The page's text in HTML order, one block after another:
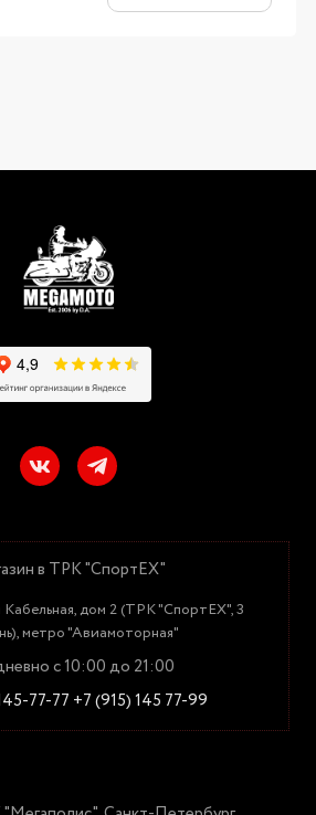
в ТРК "СпортЕХ"
Кабельная, дом 2 (ТРК "СпортЕХ", 3
метро "Авиамоторная"
с 10:00 до 21:00
77-77 +7 (915) 145 77-99